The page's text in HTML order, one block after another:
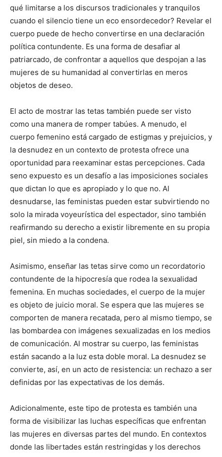
qué limitarse a los discursos tradicionales y tranquilos
cuando el silencio tiene un eco ensordecedor? Revelar el
cuerpo puede de hecho convertirse en una declaración
política contundente. Es una forma de desafiar al
patriarcado, de confrontar a aquellos que despojan a las
mujeres de su humanidad al convertirlas en meros
objetos de deseo.
El acto de mostrar las tetas también puede ser visto
como una manera de romper tabúes. A menudo, el
cuerpo femenino está cargado de estigmas y prejuicios, y
la desnudez en un contexto de protesta ofrece una
oportunidad para reexaminar estas percepciones. Cada
seno expuesto es un desafío a las imposiciones sociales
que dictan lo que es apropiado y lo que no. Al
desnudarse, las feministas pueden estar subvirtiendo no
solo la mirada voyeurística del espectador, sino también
reafirmando su derecho a existir libremente en su propia
piel, sin miedo a la condena.
Asimismo, enseñar las tetas sirve como un recordatorio
contundente de la hipocresía que rodea la sexualidad
femenina. En muchas sociedades, el cuerpo de la mujer
es objeto de juicio moral. Se espera que las mujeres se
comporten de manera recatada, pero al mismo tiempo, se
las bombardea con imágenes sexualizadas en los medios
de comunicación. Al mostrar su cuerpo, las feministas
están sacando a la luz esta doble moral. La desnudez se
convierte, así, en un acto de resistencia: un rechazo a ser
definidas por las expectativas de los demás.
Adicionalmente, este tipo de protesta es también una
forma de visibilizar las luchas específicas que enfrentan
las mujeres en diversas partes del mundo. En contextos
donde las libertades están restringidas y los derechos